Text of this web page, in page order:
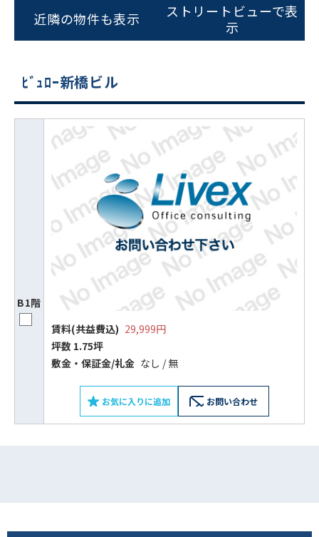
近隣の物件も表示
ストリートビューで表
示
ﾋﾞｭﾛｰ新橋ビル
B1階
賃料(共益費込) 29,999円
坪数 1.75坪
敷⾦‧保証⾦/礼⾦ なし / 無
お気に入りに追加 お問い合わせ
ビルコード：
スムーズにご案内できます
0120-620-213